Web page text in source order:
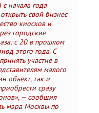
начала года
свой бизнес
киосков и
городские
с 20 в прошлом
этого года. С
участие в
малого
объект, так и
сразу
— сообщил
мэра Москвы по